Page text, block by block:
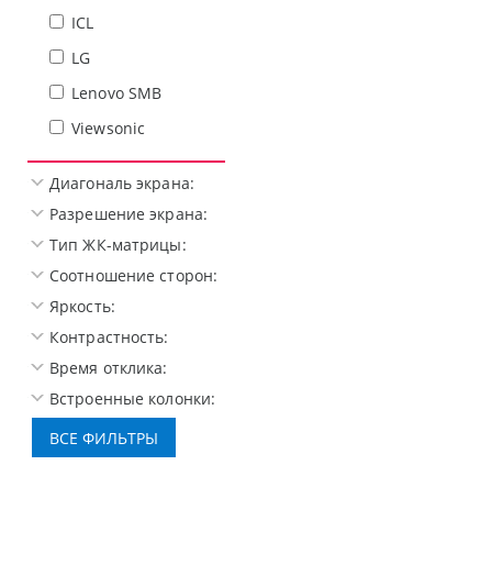
ICL
LG
Lenovo SMB
Viewsonic
Диагональ экрана:
Разрешение экрана:
Тип ЖК-матрицы:
Соотношение сторон:
Яркость:
Контрастность:
Время отклика:
Встроенные колонки: